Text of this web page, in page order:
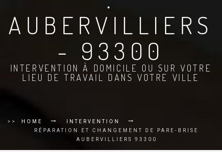
AUBERVILLIERS
- 93300
INTERVENTION À DOMICILE OU SUR VOTRE
LIEU DE TRAVAIL DANS VOTRE VILLE
>> HOME
INTERVENTION
RÉPARATION ET CHANGEMENT DE PARE-BRISE
AUBERVILLIERS 93300